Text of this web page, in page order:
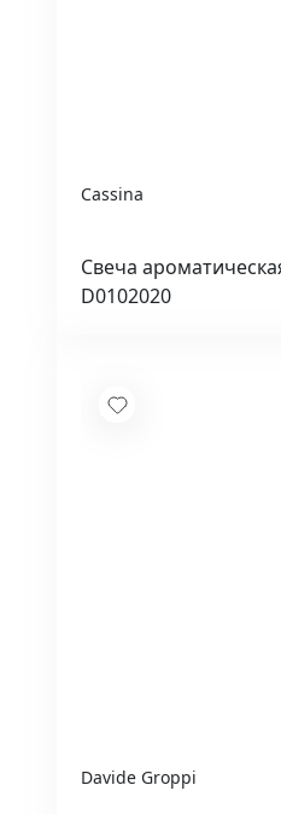
Cassina
Свеча
D0102020
Davide Groppi